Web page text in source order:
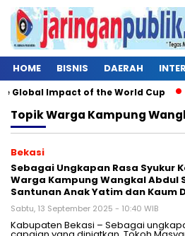
HOME BISNIS DAERAH
Impact of the World Cup
TopikWarga Kampung
Bekasi
Sebagai Ungkapan Rasa Syukur
Warga Kampung Wangkal Abdul
Santunan Anak Yatim dan Kaum
Sabtu, 13 September 2025 - 10:40 WIB
Kabupaten Bekasi – Sebagai